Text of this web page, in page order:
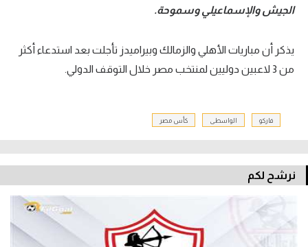
الجيش والإسماعيلي وسموحة.
يذكر أن مباريات الأهلي والزمالك وبيراميدز تأجلت بعد استدعاء أكثر
من 3 لاعبين دوليين لمنتخب مصر خلال التوقف الدولي.
فاركو الواسطى كأس مصر
نرشح لكم